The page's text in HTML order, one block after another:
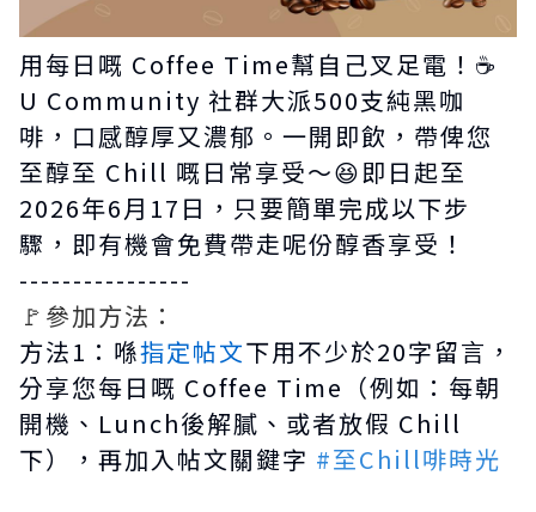
用每日嘅 Coffee Time幫自己叉足電！☕
U Community 社群大派500支純黑咖
啡，口感醇厚又濃郁。一開即飲，帶俾您
至醇至 Chill 嘅日常享受～😆即日起至
2026年6月17日，只要簡單完成以下步
驟，即有機會免費帶走呢份醇香享受！
----------------
🚩參加方法：
方法1️：喺指定帖文下用不少於20字留言，
分享您每日嘅 Coffee Time（例如：每朝
開機、Lunch後解膩、或者放假 Chill
下），再加入帖文關鍵字 #至Chill啡時光